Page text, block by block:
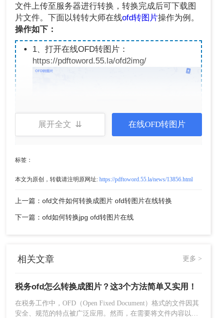
文件上传至服务器进行转换，转换完成后可下载图
片文件。下面以转转大师在线ofd转图片操作为例。
操作如下：
1、打开在线OFD转图片：
https://pdftoword.55.la/ofd2img/
3、点击“开始转换”就可以了（OFD可以选择输
展开全文 ⇊ 在线OFD转图片
标签：
本文为原创，转载请注明原网址: https://pdftoword.55.la/news/13856.html
上一篇：ofd文件如何转换成图片 ofd转图片在线转换
下一篇：ofd如何转换jpg ofd转图片在线
相关文章 更多 >
税务ofd怎么转换成图片？这3个方法简单又实用！
在税务工作中，OFD（Open Fixed Document）格式的文件因其
安全、规范的特点被广泛应用。然而，在需要将文件内容以图